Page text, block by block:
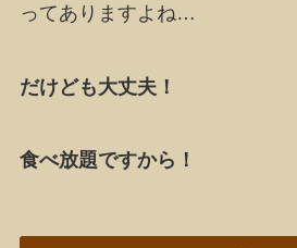
ってありますよね…
だけども大丈夫！
食べ放題ですから！